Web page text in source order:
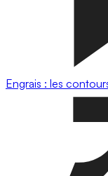
Engrais : les